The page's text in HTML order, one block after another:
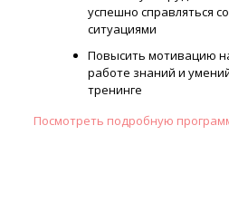
успешно справляться
ситуациями
Повысить мотивацию
работе знаний и
тренинге
Посмотреть подробную